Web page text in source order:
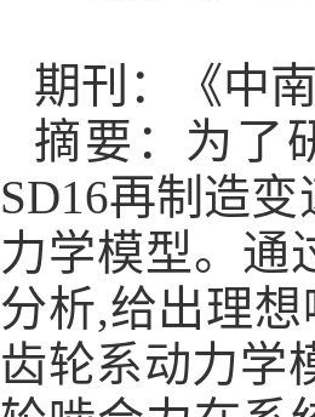
期刊：《中
摘要：为了
SD16再制造变
力学模型。通
分析,给出理
齿轮系动力学